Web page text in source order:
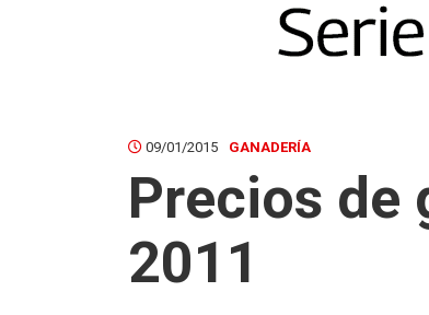
09/01/2015 GANADERÍA
Precios de
2011